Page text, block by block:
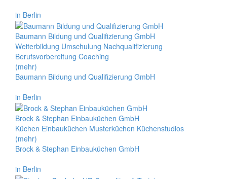
in Berlin
Baumann Bildung und Qualifizierung GmbH
Weiterbildung Umschulung Nachqualifizierung
Berufsvorbereitung Coaching
(mehr)
Baumann Bildung und Qualifizierung GmbH
in Berlin
Brock & Stephan Einbauküchen GmbH
Küchen Einbauküchen Musterküchen Küchenstudios
(mehr)
Brock & Stephan Einbauküchen GmbH
in Berlin